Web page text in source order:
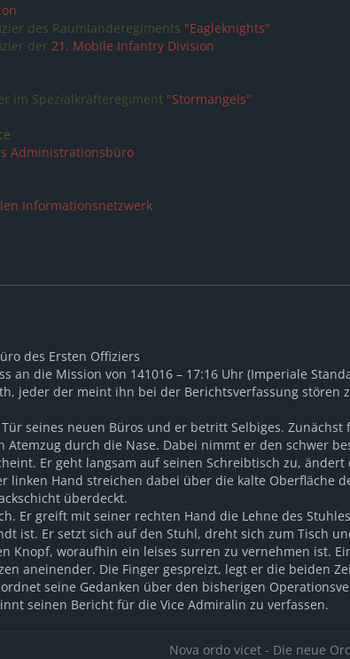
des Raumlanderegiments "Eagleknights"
der 21. Mobile Infantry Division
im Spezialkräfteregiment "Stormangels"
Administrationsbüro
Informationsnetzwerk
des Ersten Offiziers
an die Mission von 141016 – 17:16 Uhr (Imperiale
jeder der meint ihn bei der Berichtsverfassung stören
seines neuen Büros und er betritt Selbiges.
Atemzug durch die Nase. Dabei nimmt er den schwer
Er geht langsam auf seinen Schreibtisch zu,
linken Hand streichen dabei über die kalte Oberfläche
überdeckt.
Er greift mit seiner rechten Hand die Lehne des
ist. Er setzt sich auf den Stuhl, dreht sich zum Tisch
Knopf, woraufhin ein leises surren zu vernehmen ist.
aneinender. Die Finger gespreizt, legt er die beiden
seine Gedanken über den bisherigen
seinen Bericht für die Vice Admiralin zu verfassen.
Nova ordo vicet - Die neue